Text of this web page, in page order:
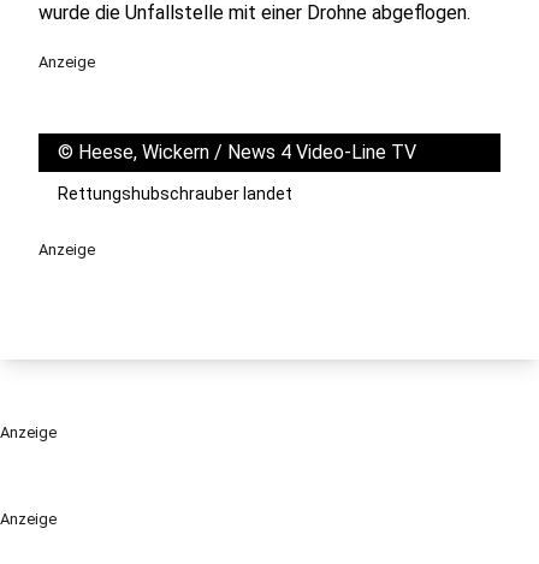
Anzeige
wurde die Unfallstelle mit einer Drohne abgeflogen.
Anzeige
© Heese, Wickern / News 4 Video-Line TV
Rettungshubschrauber landet
Anzeige
Anzeige